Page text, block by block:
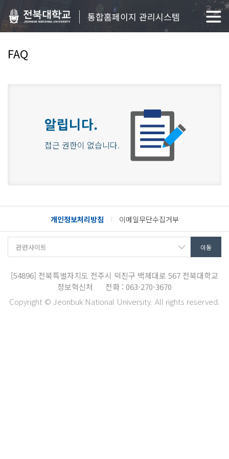
통합홈페이지 관리시스템
FAQ
알립니다.
접근 권한이 없습니다.
개인정보처리방침 이메일무단수집거부
[54896] 전북특별자치도 전주시 덕진구 백제대로 567 전북대학교
정보혁신처
전화 : 063-270-3670
Copyright © Jeonbuk National University. All rights reserved.